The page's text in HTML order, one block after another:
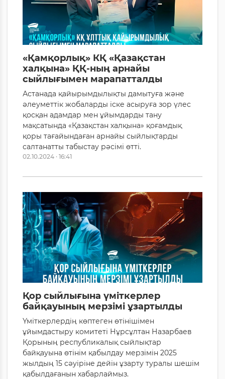
«Қамқорлық» КҚ «Қазақстан
халқына» ҚҚ-ның арнайы
сыйлығымен марапатталды
Астанада қайырымдылықты дамытуға және
әлеуметтік жобаларды іске асыруға зор үлес
қосқан адамдар мен ұйымдарды тану
мақсатында «Қазақстан халқына» қоғамдық
қоры тағайындаған арнайы сыйлықтарды
салтанатты табыстау рәсімі өтті.
02.10.2024 · 16:41
Қор сыйлығына үміткерлер
байқауының мерзімі ұзартылды
Үміткерлердің көптеген өтінішімен
ұйымдастыру комитеті Нұрсұлтан Назарбаев
Қорының республикалық сыйлықтар
байқауына өтінім қабылдау мерзімін 2025
жылдың 15 сәуіріне дейін ұзарту туралы шешім
қабылдағанын хабарлаймыз.